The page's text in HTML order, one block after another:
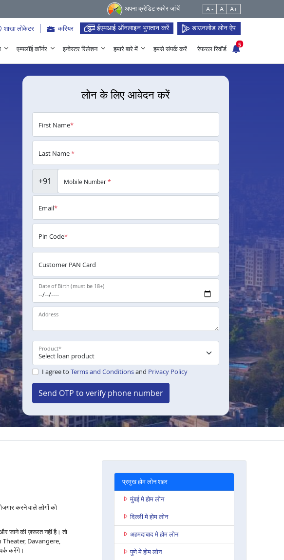
अपना क्रेडिट स्कोर जांचें A - A A+
शाखा लोकेटर करियर ईएमआई ऑनलाइन भुगतान करें डाउनलोड लोन ऐप
एम्पलॉई कॉर्नर इन्वेस्टर रिलेशन हमारे बारे में हमसे संपर्क करें रेफरल रिवॉर्ड
5
लोन के लिए आवेदन करें
First Name*
Last Name*
+91 Mobile Number*
Email*
Pin Code*
Customer PAN Card
Date of Birth (must be 18+)
Address
Product*
I agree to Terms and Conditionsand Privacy Policy
Send OTP to verify phone number
करने वाले लोगों को
जाने की ज़रूरत नहीं है। तो
Theater, Davangere,
करेंगे।
प्रमुख होम लोन शहर
मुंबई मे होम लोन
दिल्ली मे होम लोन
अहमदाबाद मे होम लोन
पुणे मे होम लोन